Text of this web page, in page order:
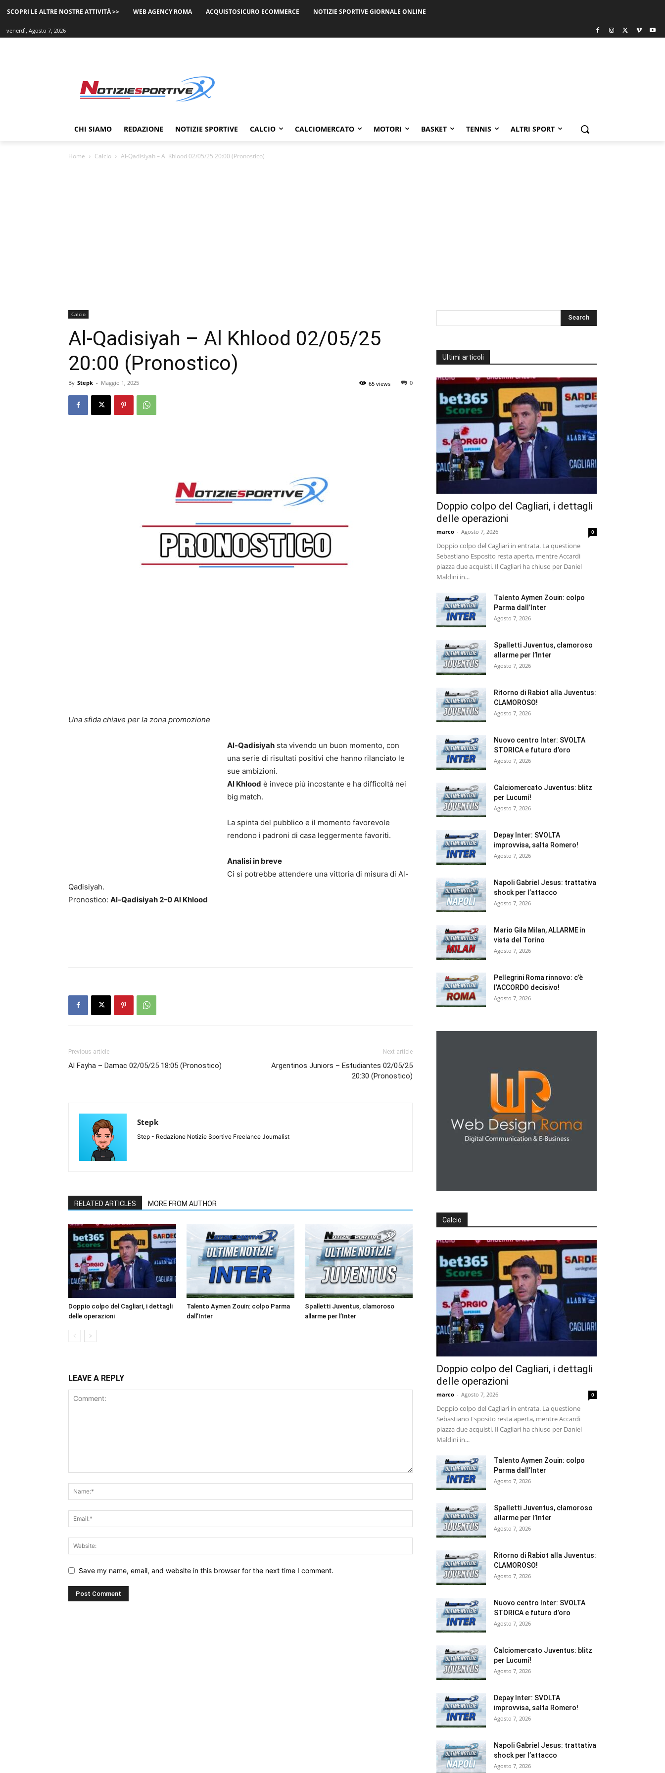
SCOPRI LE ALTRE NOSTRE ATTIVITÀ >> WEB AGENCY ROMA ACQUISTOSICURO ECOMMERCE NOTIZIE SPORTIVE GIORNALE ONLINE
venerdì, Agosto 7, 2026
CHI SIAMO REDAZIONE NOTIZIE SPORTIVE CALCIO CALCIOMERCATO MOTORI BASKET TENNIS ALTRI SPORT
Home Calcio Al-Qadisiyah – Al Khlood 02/05/25 20:00 (Pronostico)
Calcio
Al-Qadisiyah – Al Khlood 02/05/25
20:00 (Pronostico)
By Stepk - Maggio 1, 2025 0
65 views
Una sfida chiave per la zona promozione
Al-Qadisiyah sta vivendo un buon momento, con
una serie di risultati positivi che hanno rilanciato le
sue ambizioni.
Al Khlood è invece più incostante e ha difficoltà nei
big match.
La spinta del pubblico e il momento favorevole
rendono i padroni di casa leggermente favoriti.
Analisi in breve
Ci si potrebbe attendere una vittoria di misura di Al-
Qadisiyah.
Pronostico: Al-Qadisiyah 2-0 Al Khlood
Previous article
Al Fayha – Damac 02/05/25 18:05 (Pronostico)
Next article
Argentinos Juniors – Estudiantes 02/05/25
20:30 (Pronostico)
Stepk
Step - Redazione Notizie Sportive Freelance Journalist
RELATED ARTICLES MORE FROM AUTHOR
Doppio colpo del Cagliari, i dettagli
delle operazioni
Talento Aymen Zouin: colpo Parma
dall’Inter
Spalletti Juventus, clamoroso
allarme per l’Inter
LEAVE A REPLY
Save my name, email, and website in this browser for the next time I comment.
Ultimi articoli
Doppio colpo del Cagliari, i dettagli
delle operazioni
marco - Agosto 7, 2026 0
Doppio colpo del Cagliari in entrata. La questione
Sebastiano Esposito resta aperta, mentre Accardi
piazza due acquisti. Il Cagliari ha chiuso per Daniel
Maldini in...
Talento Aymen Zouin: colpo
Parma dall’Inter
Agosto 7, 2026
Spalletti Juventus, clamoroso
allarme per l’Inter
Agosto 7, 2026
Ritorno di Rabiot alla Juventus:
CLAMOROSO!
Agosto 7, 2026
Nuovo centro Inter: SVOLTA
STORICA e futuro d’oro
Agosto 7, 2026
Calciomercato Juventus: blitz
per Lucumí!
Agosto 7, 2026
Depay Inter: SVOLTA
improvvisa, salta Romero!
Agosto 7, 2026
Napoli Gabriel Jesus: trattativa
shock per l’attacco
Agosto 7, 2026
Mario Gila Milan, ALLARME in
vista del Torino
Agosto 7, 2026
Pellegrini Roma rinnovo: c’è
l’ACCORDO decisivo!
Agosto 7, 2026
Calcio
Doppio colpo del Cagliari, i dettagli
delle operazioni
marco - Agosto 7, 2026 0
Doppio colpo del Cagliari in entrata. La questione
Sebastiano Esposito resta aperta, mentre Accardi
piazza due acquisti. Il Cagliari ha chiuso per Daniel
Maldini in...
Talento Aymen Zouin: colpo
Parma dall’Inter
Agosto 7, 2026
Spalletti Juventus, clamoroso
allarme per l’Inter
Agosto 7, 2026
Ritorno di Rabiot alla Juventus:
CLAMOROSO!
Agosto 7, 2026
Nuovo centro Inter: SVOLTA
STORICA e futuro d’oro
Agosto 7, 2026
Calciomercato Juventus: blitz
per Lucumí!
Agosto 7, 2026
Depay Inter: SVOLTA
improvvisa, salta Romero!
Agosto 7, 2026
Napoli Gabriel Jesus: trattativa
shock per l’attacco
Agosto 7, 2026